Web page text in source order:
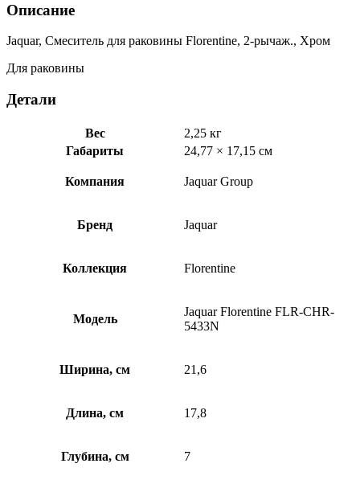
Описание
Jaquar, Смеситель для раковины Florentine, 2-рычаж., Хром
Для раковины
Детали
Вес
2,25 кг
Габариты
24,77 × 17,15 см
Компания Jaquar Group
Бренд Jaquar
Коллекция Florentine
Модель
Jaquar Florentine FLR-CHR-
5433N
Ширина, см 21,6
Длина, см 17,8
Глубина, см 7